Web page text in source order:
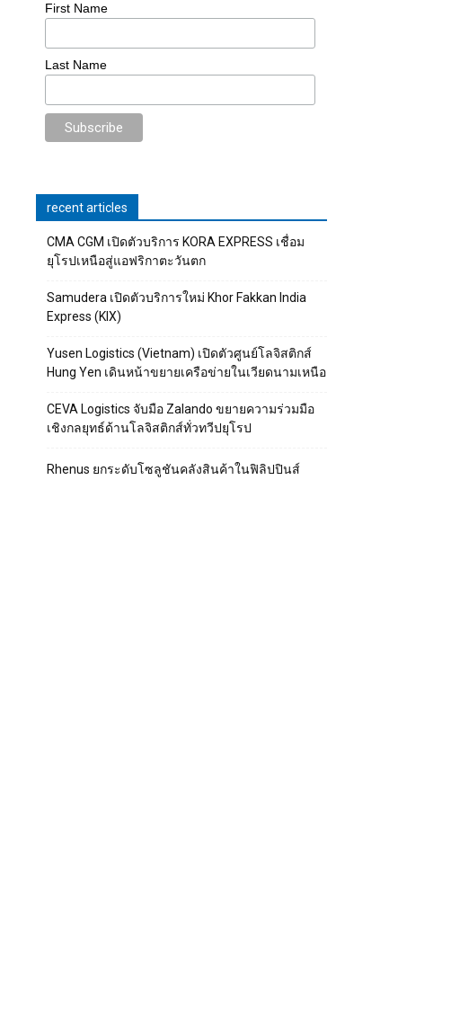
First Name
Last Name
recent articles
CMA CGM เปิดตัวบริการ KORA EXPRESS เชื่อม
ยุโรปเหนือสู่แอฟริกาตะวันตก
Samudera เปิดตัวบริการใหม่ Khor Fakkan India
Express (KIX)
Yusen Logistics (Vietnam) เปิดตัวศูนย์โลจิสติกส์
Hung Yen เดินหน้าขยายเครือข่ายในเวียดนามเหนือ
CEVA Logistics จับมือ Zalando ขยายความร่วมมือ
เชิงกลยุทธ์ด้านโลจิสติกส์ทั่วทวีปยุโรป
Rhenus ยกระดับโซลูชันคลังสินค้าในฟิลิปปินส์